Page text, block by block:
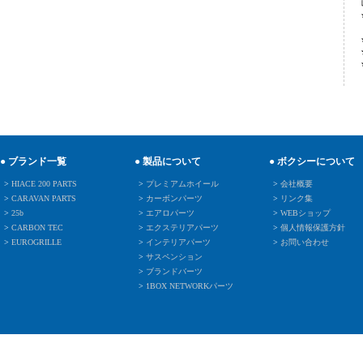
● ブランド一覧
> HIACE 200 PARTS
> CARAVAN PARTS
> 25b
> CARBON TEC
> EUROGRILLE
● 製品について
> プレミアムホイール
> カーボンパーツ
> エアロパーツ
> エクステリアパーツ
> インテリアパーツ
> サスペンション
> ブランドバーツ
> 1BOX NETWORKパーツ
● ボクシーについて
> 会社概要
> リンク集
> WEBショップ
> 個人情報保護方針
> お問い合わせ